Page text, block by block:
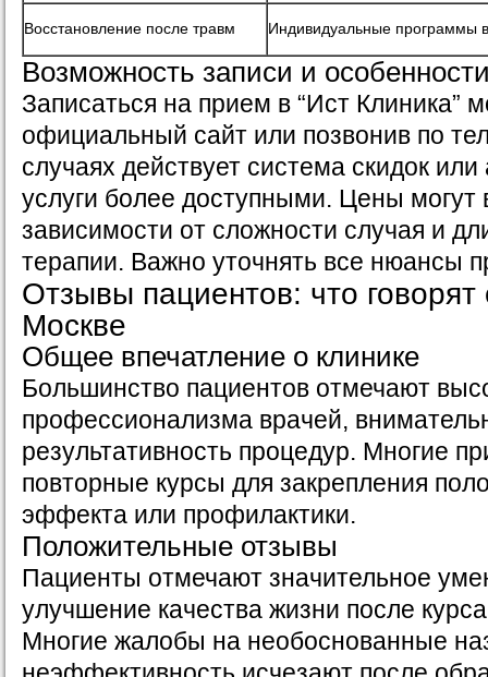
Восстановление после травм Индивидуальные программы
Возможность записи и
Записаться на прием в “Ист Клиника”
официальный сайт или позвонив по
случаях действует система скидок или
услуги более доступными. Цены могут
зависимости от сложности случая и
терапии. Важно уточнять все нюансы
Отзывы пациентов: что говорят
Москве
Общее впечатление о клинике
Большинство пациентов отмечают
профессионализма врачей,
результативность процедур. Многие
повторные курсы для закрепления
эффекта или профилактики.
Положительные отзывы
Пациенты отмечают значительное
улучшение качества жизни после
Многие жалобы на необоснованные